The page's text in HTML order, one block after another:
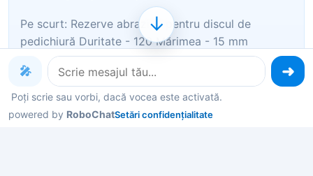
Pe scurt: Rezerve abrazive pentru discul de
pedichiură Duritate - 120 Mărimea - 15 mm
Pachetul conține 100 buc
Îți pot recomanda rapid produse similare sau
alternative mai bune din aceeași zonă.
🎤
Poți scrie sau vorbi, dacă vocea este activată.
powered by RoboChatSetări confidențialitate
↓